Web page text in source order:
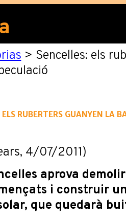
> Sencelles: els
els ruberters guanyen la
4/07/2011)
aprova
i construir
que quedarà